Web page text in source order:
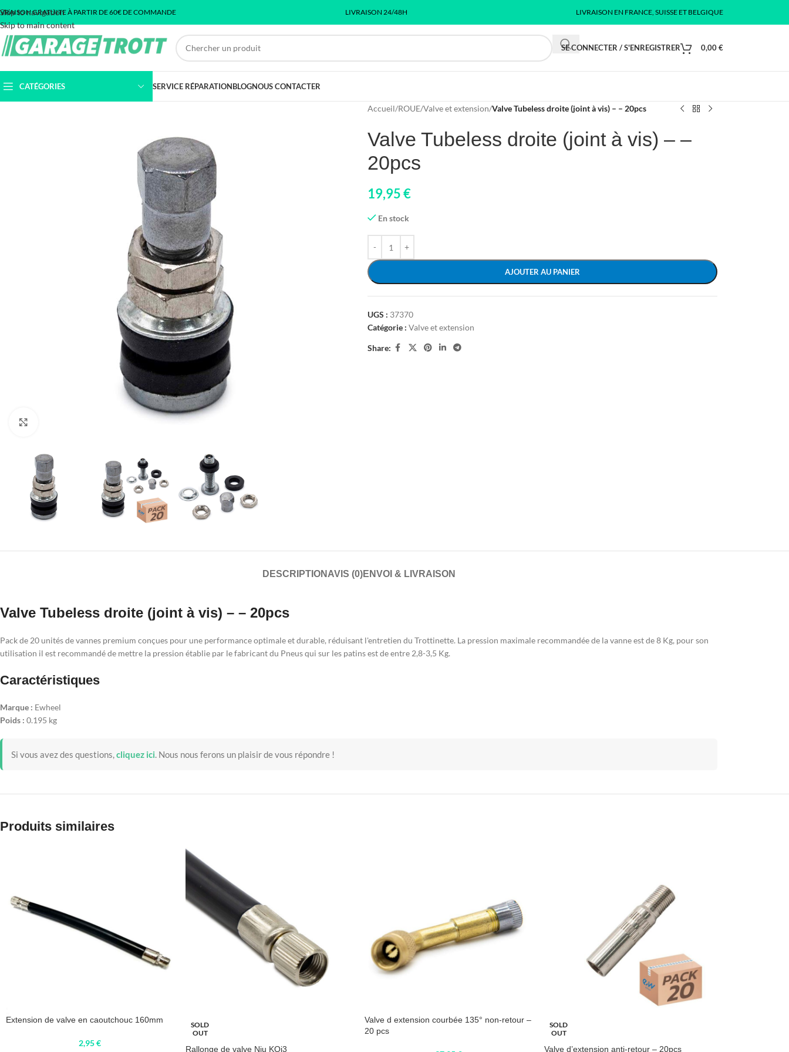
Skip to navigation
Skip to main content
GRATUITE À PARTIR DE 60€ DE COMMANDE LIVRAISON 24/48H LIVRAISON EN FRANCE, SUISSE ET BELGIQUE
SE CONNECTER / S'ENREGISTRER 0,00€
CATÉGORIES SERVICE RÉPARATIONBLOGNOUS CONTACTER
Accueil/ROUE/Valve et extension/Valve Tubeless droite (joint à vis) – – 20pcs
Valve Tubeless droite (joint à vis) – –
20pcs
19,95€
En stock
AJOUTER AU PANIER
UGS : 37370
Catégorie : Valve et extension
Share:
DESCRIPTION AVIS (0)ENVOI & LIVRAISON
Valve Tubeless droite (joint à vis) – – 20pcs
Pack de 20 unités de vannes premium conçues pour une performance optimale et durable, réduisant l'entretien du Trottinette. La pression maximale recommandée de la vanne est de 8 Kg, pour son
utilisation il est recommandé de mettre la pression établie par le fabricant du Pneus qui sur les patins est de entre 2,8-3,5 Kg.
Caractéristiques
Marque : Ewheel
Poids : 0.195 kg
Si vous avez des questions,cliquez ici. Nous nous ferons un plaisir de vous répondre !
Produits similaires
Extension de valve en caoutchouc 160mm
2,95€
SOLD
OUT
Rallonge de valve Niu KQi3
Valve d extension courbée 135° non-retour –
20 pcs
SOLD
OUT
Valve d’extension anti-retour – 20pcs